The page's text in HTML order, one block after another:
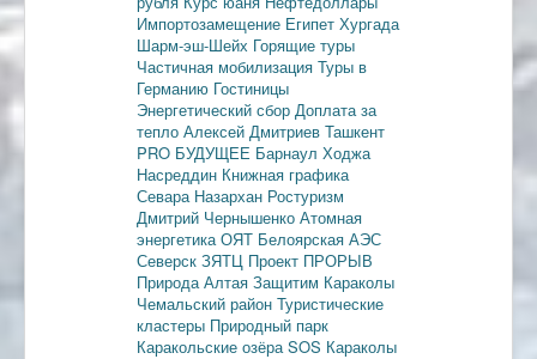
Импортозамещение Египет Хургада
Шарм-эш-Шейх Горящие туры
Частичная мобилизация Туры в
Германию Гостиницы
Энергетический сбор Доплата за
тепло Алексей Дмитриев Ташкент
PRO БУДУЩЕЕ Барнаул Ходжа
Насреддин Книжная графика
Севара Назархан Ростуризм
Дмитрий Чернышенко Атомная
энергетика ОЯТ Белоярская АЭС
Северск ЗЯТЦ Проект ПРОРЫВ
Природа Алтая Защитим Караколы
Чемальский район Туристические
кластеры Природный парк
Каракольские озёра SOS Караколы